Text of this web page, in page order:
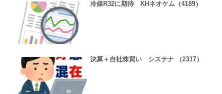
冷媒R32に期待 KHネオケム（4189）
決算＋自社株買い システナ （2317）